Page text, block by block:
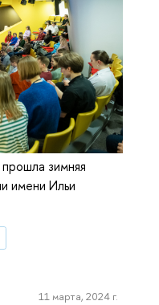
зимняя
имени Ильи
11 марта, 2024 г.